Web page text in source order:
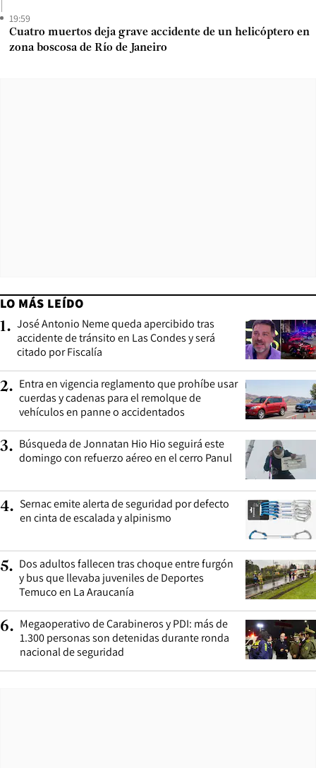
19:59
Cuatro muertos deja grave accidente de un helicóptero en
zona boscosa de Río de Janeiro
LO MÁS LEÍDO
1. José Antonio Neme queda apercibido tras
accidente de tránsito en Las Condes y será
citado por Fiscalía
2. Entra en vigencia reglamento que prohíbe usar
cuerdas y cadenas para el remolque de
vehículos en panne o accidentados
3. Búsqueda de Jonnatan Hio Hio seguirá este
domingo con refuerzo aéreo en el cerro Panul
4. Sernac emite alerta de seguridad por defecto
en cinta de escalada y alpinismo
5. Dos adultos fallecen tras choque entre furgón
y bus que llevaba juveniles de Deportes
Temuco en La Araucanía
6. Megaoperativo de Carabineros y PDI: más de
1.300 personas son detenidas durante ronda
nacional de seguridad